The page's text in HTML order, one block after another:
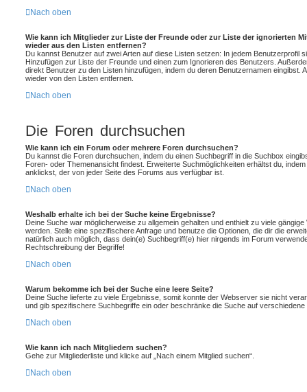
Nach oben
Wie kann ich Mitglieder zur Liste der Freunde oder zur Liste der ignorierten
wieder aus den Listen entfernen?
Du kannst Benutzer auf zwei Arten auf diese Listen setzen: In jedem Benutzerprofil
Hinzufügen zur Liste der Freunde und einen zum Ignorieren des Benutzers.
direkt Benutzer zu den Listen hinzufügen, indem du deren Benutzernamen eingibst.
wieder von den Listen entfernen.
Nach oben
Die Foren durchsuchen
Wie kann ich ein Forum oder mehrere Foren durchsuchen?
Du kannst die Foren durchsuchen, indem du einen Suchbegriff in die Suchbox
Foren- oder Themenansicht findest. Erweiterte Suchmöglichkeiten erhältst du,
anklickst, der von jeder Seite des Forums aus verfügbar ist.
Nach oben
Weshalb erhalte ich bei der Suche keine Ergebnisse?
Deine Suche war möglicherweise zu allgemein gehalten und enthielt zu viele
werden. Stelle eine spezifischere Anfrage und benutze die Optionen, die dir die
natürlich auch möglich, dass dein(e) Suchbegriff(e) hier nirgends im Forum
Rechtschreibung der Begriffe!
Nach oben
Warum bekomme ich bei der Suche eine leere Seite?
Deine Suche lieferte zu viele Ergebnisse, somit konnte der Webserver sie nicht
und gib spezifischere Suchbegriffe ein oder beschränke die Suche auf verschiedene
Nach oben
Wie kann ich nach Mitgliedern suchen?
Gehe zur Mitgliederliste und klicke auf „Nach einem Mitglied suchen“.
Nach oben